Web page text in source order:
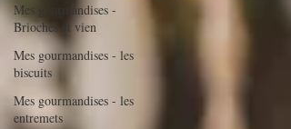
Mes gourmandises -
Brioches et vien
Mes gourmandises - les
biscuits
Mes gourmandises - les
entremets